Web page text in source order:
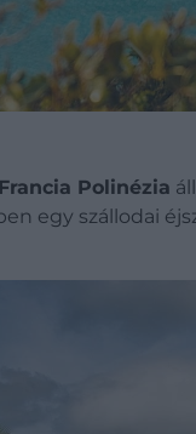
Francia Polinézia
egy szállodai